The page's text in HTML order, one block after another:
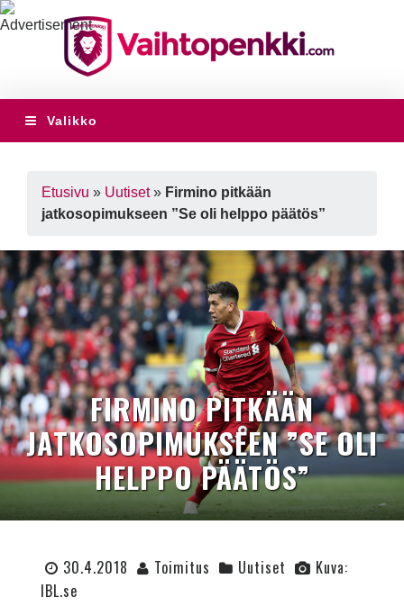
Valikko
Etusivu » Uutiset» Firmino pitkään
jatkosopimukseen ”Se oli helppo päätös”
FIRMINO PITKÄÄN
JATKOSOPIMUKSEEN ”SE OLI
HELPPO PÄÄTÖS”
30.4.2018 Toimitus Uutiset
Kuva:
IBL.se